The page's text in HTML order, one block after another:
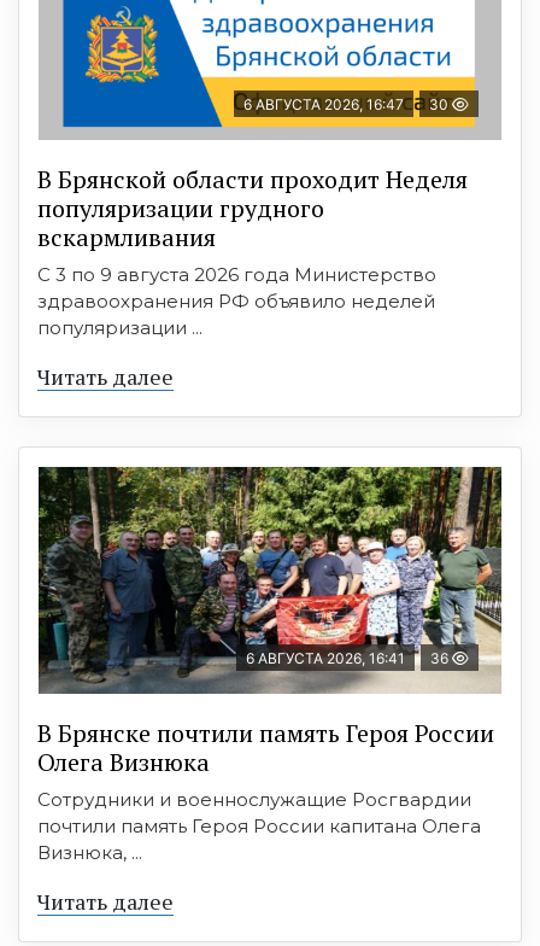
6 АВГУСТА 2026, 16:47 30
В Брянской области проходит Неделя
популяризации грудного
вскармливания
С 3 по 9 августа 2026 года Министерство
здравоохранения РФ объявило неделей
популяризации ...
Читать далее
6 АВГУСТА 2026, 16:41 36
В Брянске почтили память Героя России
Олега Визнюка
Сотрудники и военнослужащие Росгвардии
почтили память Героя России капитана Олега
Визнюка, ...
Читать далее